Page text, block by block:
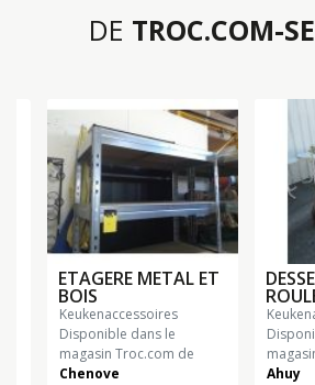
DE TROC.COM-
ETAGERE METAL ET
BOIS
keukenaccessoires
Disponible dans le
magasin Troc.com de
Chenove
Ahuy